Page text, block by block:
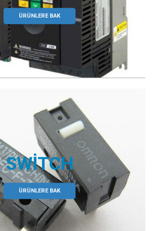
ÜRÜNLERE BAK
SWITCH
ÜRÜNLERE BAK